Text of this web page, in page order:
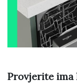
Provjerite ima